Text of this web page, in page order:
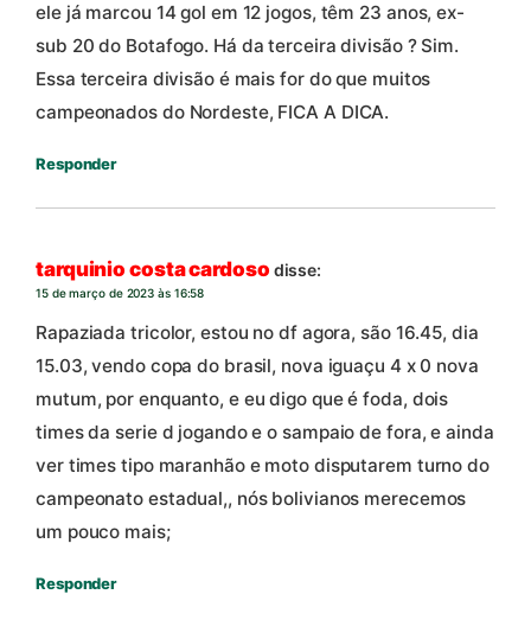
ele já marcou 14 gol em 12 jogos, têm 23 anos, ex-
sub 20 do Botafogo. Há da terceira divisão ? Sim.
Essa terceira divisão é mais for do que muitos
campeonados do Nordeste, FICA A DICA.
Responder
tarquinio costa cardoso disse:
15 de março de 2023 às 16:58
Rapaziada tricolor, estou no df agora, são 16.45, dia
15.03, vendo copa do brasil, nova iguaçu 4 x 0 nova
mutum, por enquanto, e eu digo que é foda, dois
times da serie d jogando e o sampaio de fora, e ainda
ver times tipo maranhão e moto disputarem turno do
campeonato estadual,, nós bolivianos merecemos
um pouco mais;
Responder